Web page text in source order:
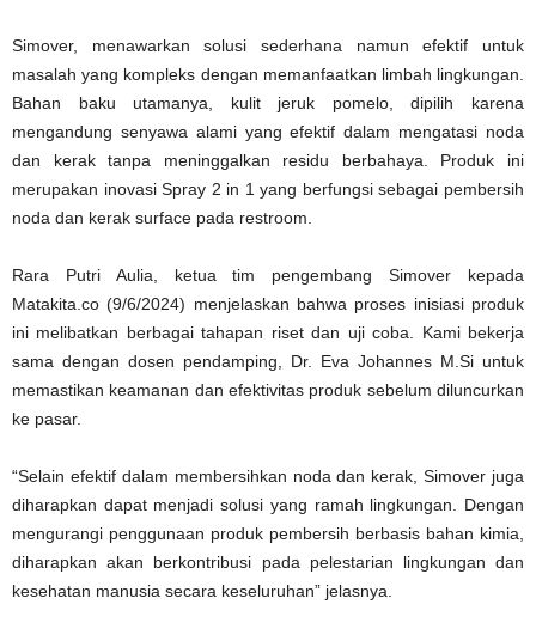
Simover, menawarkan solusi sederhana namun efektif untuk
masalah yang kompleks dengan memanfaatkan limbah lingkungan.
Bahan baku utamanya, kulit jeruk pomelo, dipilih karena
mengandung senyawa alami yang efektif dalam mengatasi noda
dan kerak tanpa meninggalkan residu berbahaya. Produk ini
merupakan inovasi Spray 2 in 1 yang berfungsi sebagai pembersih
noda dan kerak surface pada restroom.
Rara Putri Aulia, ketua tim pengembang Simover kepada
Matakita.co (9/6/2024) menjelaskan bahwa proses inisiasi produk
ini melibatkan berbagai tahapan riset dan uji coba. Kami bekerja
sama dengan dosen pendamping, Dr. Eva Johannes M.Si untuk
memastikan keamanan dan efektivitas produk sebelum diluncurkan
ke pasar.
“Selain efektif dalam membersihkan noda dan kerak, Simover juga
diharapkan dapat menjadi solusi yang ramah lingkungan. Dengan
mengurangi penggunaan produk pembersih berbasis bahan kimia,
diharapkan akan berkontribusi pada pelestarian lingkungan dan
kesehatan manusia secara keseluruhan” jelasnya.